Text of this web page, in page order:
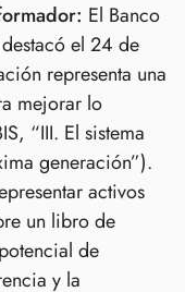
El Banco
el 24 de
representa una
mejorar lo
“III. El sistema
generación”).
activos
un libro de
de
y la